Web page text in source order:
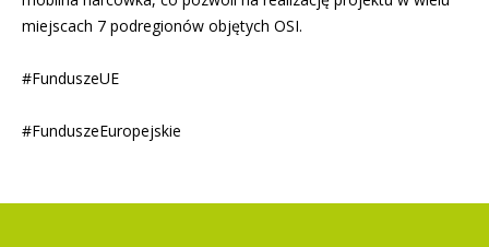
miejscach 7 podregionów objętych OSI.
#FunduszeUE
#FunduszeEuropejskie